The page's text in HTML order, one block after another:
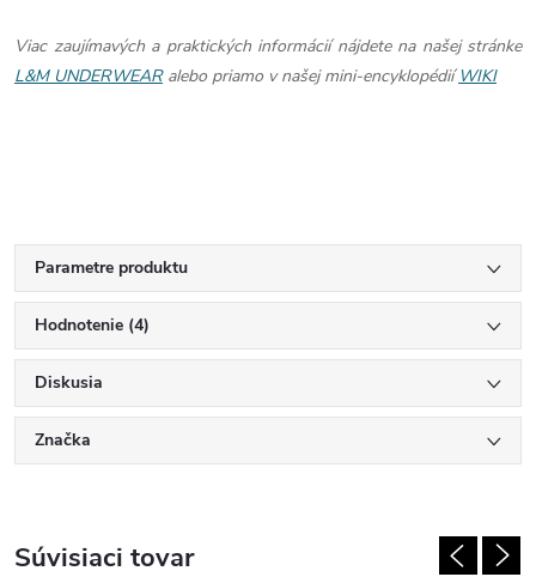
Viac zaujímavých a praktických informácií nájdete na našej stránke
L&M UNDERWEARalebo priamo v našej mini-encyklopédiíWIKI
Parametre produktu
Hodnotenie (4)
Diskusia
Značka
Súvisiaci tovar